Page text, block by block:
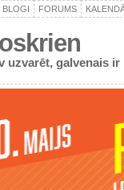
BLOGI FORUMS
uzvarēt, galvenais